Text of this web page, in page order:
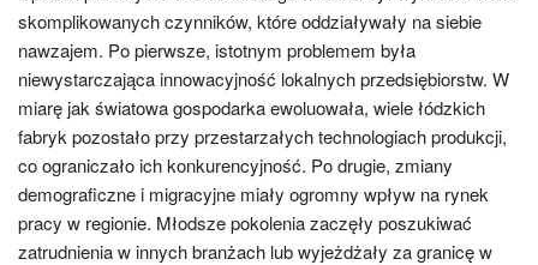
skomplikowanych czynników, które oddziaływały na siebie
nawzajem. Po pierwsze, istotnym problemem była
niewystarczająca innowacyjność lokalnych przedsiębiorstw. W
miarę jak światowa gospodarka ewoluowała, wiele łódzkich
fabryk pozostało przy przestarzałych technologiach produkcji,
co ograniczało ich konkurencyjność. Po drugie, zmiany
demograficzne i migracyjne miały ogromny wpływ na rynek
pracy w regionie. Młodsze pokolenia zaczęły poszukiwać
zatrudnienia w innych branżach lub wyjeżdżały za granicę w